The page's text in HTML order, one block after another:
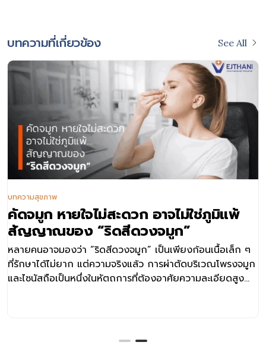
บทความที่เกี่ยวข้อง See All
คัดจมูก หายใจไม่สะดวก อาจไม่ใช่ภูมิแพ้
สัญญาณของ “ริดสีดวงจมูก”
หลายคนอาจมองว่า “ริดสีดวงจมูก” เป็นเพียงก้อนเนื้อเล็ก ๆ
ที่รักษาได้ไม่ยาก แต่ความจริงแล้ว การผ่าตัดบริเวณโพรงจมูก
และไซนัสถือเป็นหนึ่งในหัตถการที่ต้องอาศัยความละเอียดสูง
บทความสุขภาพ